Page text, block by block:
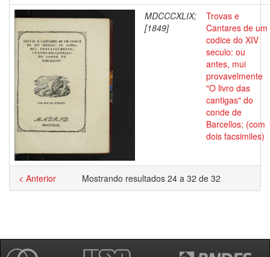
MDCCCXLIX;
[1849]
Trovas e
Cantares de um
codice do XIV
seculo: ou
antes, mui
provavelmente
"O livro das
cantigas" do
conde de
Barcellos; (com
dois facsimiles)
Mostrando resultados 24 a 32 de 32
< Anterior